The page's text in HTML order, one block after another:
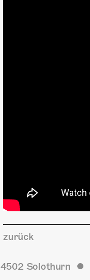
zurück
4502 Solothurn